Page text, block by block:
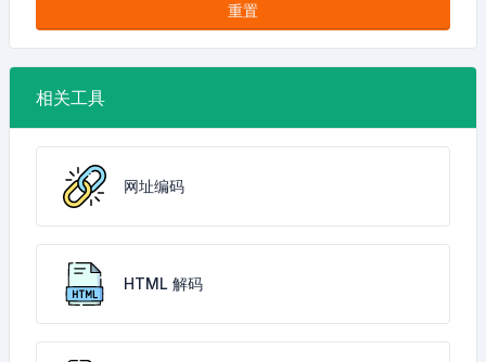
重置
相关工具
网址编码
HTML 解码